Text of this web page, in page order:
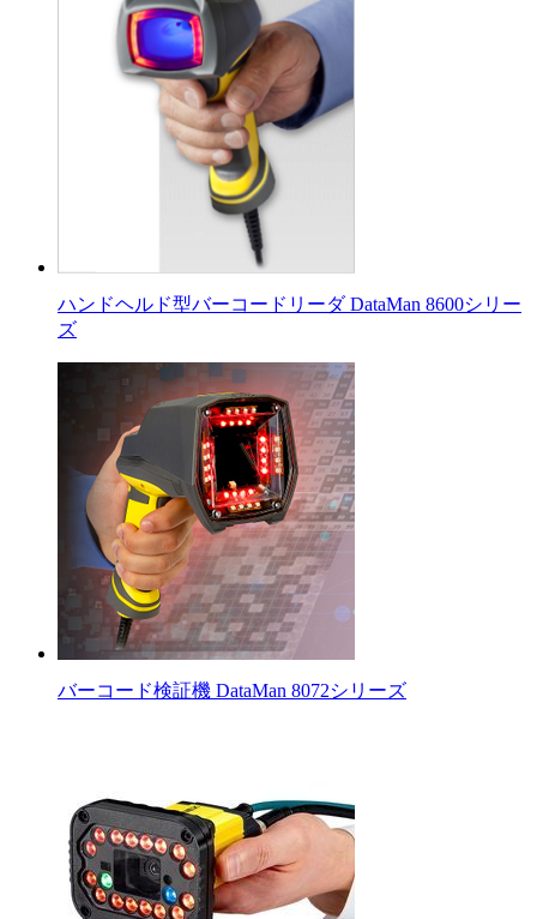
ハンドヘルド型バーコードリーダ DataMan 8600シリー
ズ
バーコード検証機 DataMan 8072シリーズ